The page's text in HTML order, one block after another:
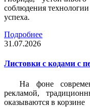
соблюдения
успеха.
Подробнее
31.07.2026
Листовки c кодами с
На фоне
рекламой,
оказываются в корзине